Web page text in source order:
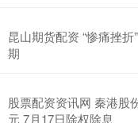
配资，即通过杠杆放大资
昆山期货配资 “惨痛挫
期
股票配资资讯网 秦港股
元 7月17日除权除息